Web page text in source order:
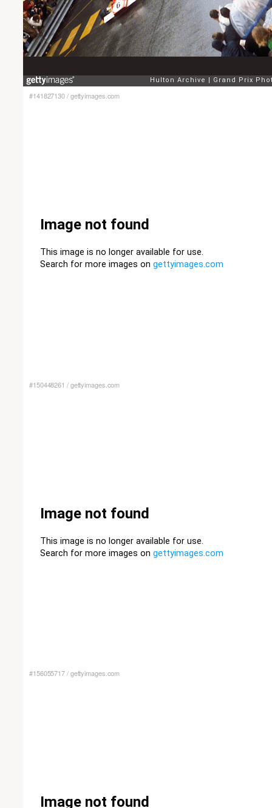
#141827130/gettyimages.com
#150448261 /gettyimages.com
#156055717/gettyimages.com